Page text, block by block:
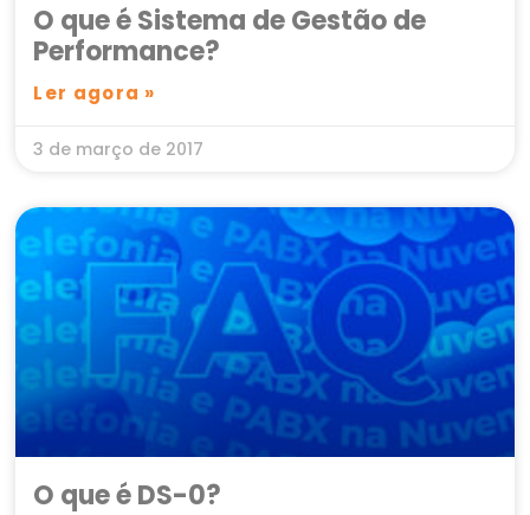
O que é Sistema de Gestão de
Performance?
Ler agora »
3 de março de 2017
O que é DS-0?